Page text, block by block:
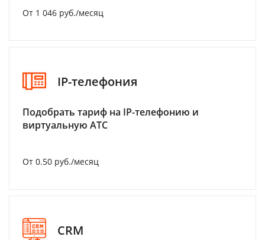
От 1 046 руб./месяц
IP-телефония
Подобрать тариф на IP-телефонию и
виртуальную АТС
От 0.50 руб./месяц
CRM